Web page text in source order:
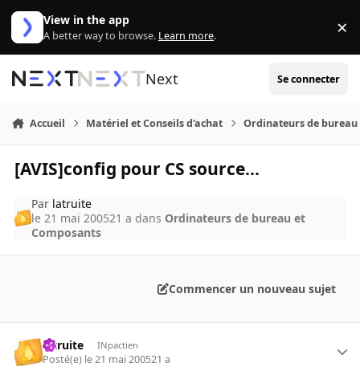
Aller au contenu
View in the app
A better way to browse. Learn more. ×
Next Se connecter
Accueil Matériel et Conseils d'achat Ordinateurs de bureau
[AVIS]config pour CS source...
Par latruite
le 21 mai 200521 a dans Ordinateurs de bureau et
Composants
Commencer un nouveau sujet
latruite INpactien
Posté(e) le 21 mai 200521 a